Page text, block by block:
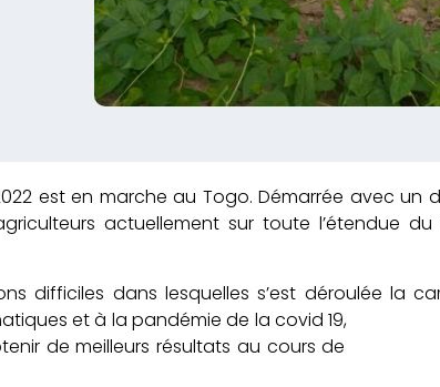
est en marche au Togo. Démarrée avec un
actuellement sur toute l’étendue
difficiles dans lesquelles s’est déroulée la
climatiques et à la pandémie de la
obtenir de meilleurs résultats au